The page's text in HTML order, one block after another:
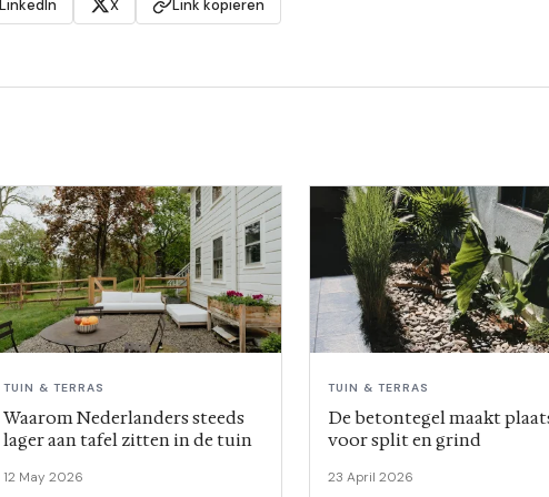
LinkedIn X Link kopieren
TUIN & TERRAS
Waarom Nederlanders steeds
lager aan tafel zitten in de tuin
12 May 2026
TUIN & TERRAS
De betontegel maakt
voor split en grind
23 April 2026